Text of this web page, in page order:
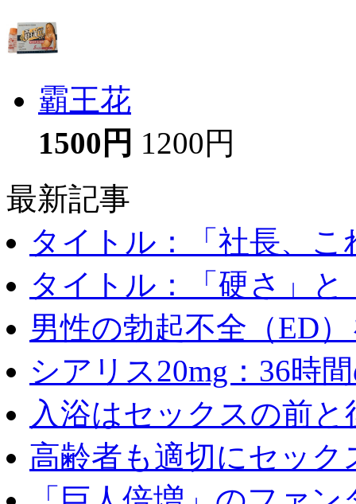
霸王花
1500円 1200円
最新記事
タイトル：「社長、こ
タイトル：「硬さ」と
男性の勃起不全（ED
シアリス20mg：36時
入浴はセックスの前と
高齢者も適切にセック